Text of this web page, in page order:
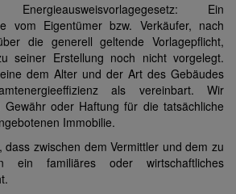
Ein
vom Eigentümer bzw. Verkäufer, nach
die generell geltende Vorlagepflicht,
seiner Erstellung noch nicht vorgelegt.
dem Alter und der Art des Gebäudes
als vereinbart. Wir
Gewähr oder Haftung für die tatsächliche
Immobilie.
zwischen dem Vermittler und dem zu
ein familiäres oder wirtschaftliches